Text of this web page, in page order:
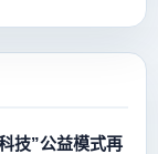
技”公益模式再